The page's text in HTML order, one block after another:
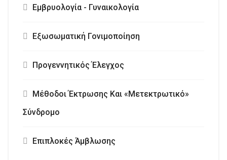
Εμβρυολογία - Γυναικολογία
Εξωσωματική Γονιμοποίηση
Προγεννητικός Έλεγχος
Μέθοδοι Έκτρωσης Και «Μετεκτρωτικό»
Σύνδρομο
Επιπλοκές Άμβλωσης